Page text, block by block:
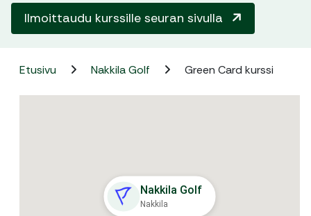
Ilmoittaudu kurssille seuran sivulla
Etusivu Nakkila Golf Green Card kurssi
Nakkila Golf
Nakkila